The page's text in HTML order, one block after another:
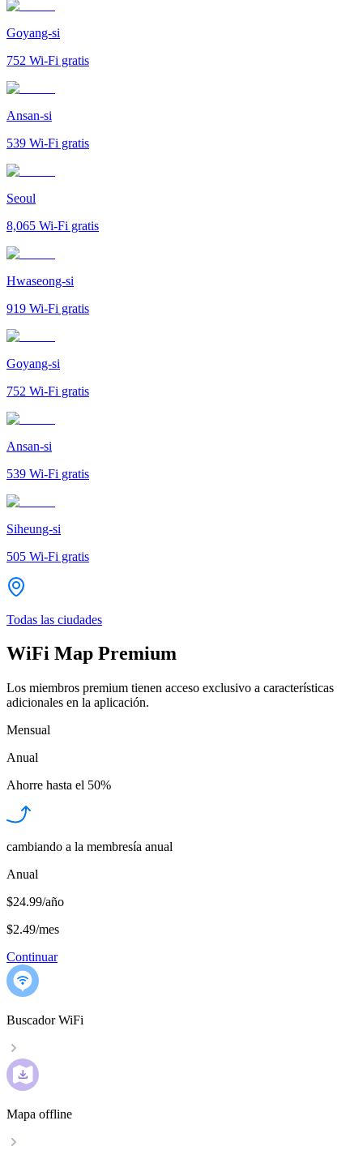
Goyang-si
752 Wi-Fi gratis
Ansan-si
539 Wi-Fi gratis
Seoul
8,065 Wi-Fi gratis
Hwaseong-si
919 Wi-Fi gratis
Goyang-si
752 Wi-Fi gratis
Ansan-si
539 Wi-Fi gratis
Siheung-si
505 Wi-Fi gratis
Todas las ciudades
WiFi Map Premium
Los miembros premium tienen acceso exclusivo a características
adicionales en la aplicación.
Mensual
Anual
Ahorre hasta el 50%
cambiando a la membresía anual
Anual
$24.99/año
$2.49/mes
Continuar
Buscador WiFi
Mapa offline